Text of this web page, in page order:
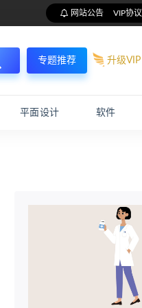
网站公告 VIP协议
专题推荐 升级VIP
平面设计 软件